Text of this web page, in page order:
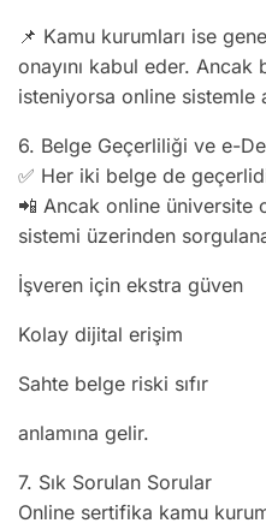
📌 Kamu kurumları ise
onayını kabul eder. Ancak
isteniyorsa online sistemle
6. Belge Geçerliliği ve e-
✅ Her iki belge de
📲 Ancak online üniversite
sistemi üzerinden
İşveren için ekstra güven
Kolay dijital erişim
Sahte belge riski sıfır
anlamına gelir.
7. Sık Sorulan Sorular
Online sertifika kamu